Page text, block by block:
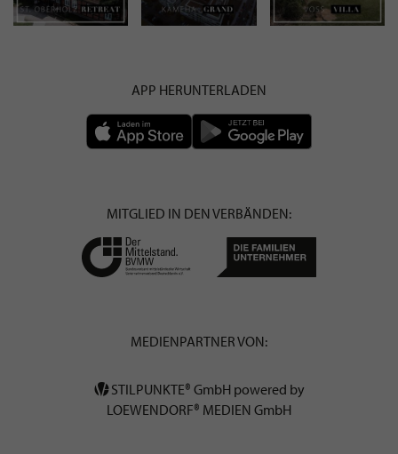
APP HERUNTERLADEN
MITGLIED IN DEN VERBÄNDEN:
MEDIENPARTNER VON:
STILPUNKTE® GmbH powered by
LOEWENDORF® MEDIEN GmbH